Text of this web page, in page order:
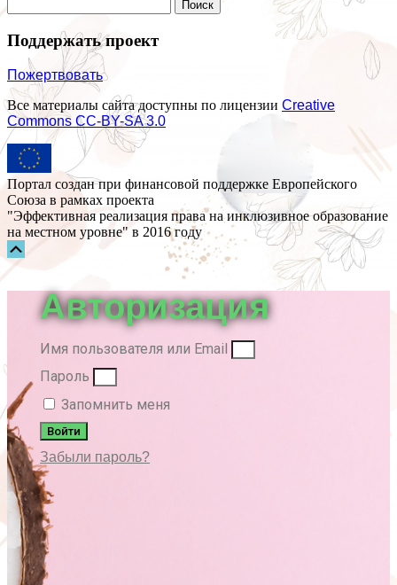
Поддержать проект
Пожертвовать
Все материалы сайта доступны по лицензии Creative
Commons СС-BY-SA 3.0
Портал создан при финансовой поддержке Европейского
Союза в рамках проекта
"Эффективная реализация права на инклюзивное образование
на местном уровне" в 2016 году
Авторизация
Имя пользователя или Email
Пароль
Запомнить меня
Войти
Забыли пароль?